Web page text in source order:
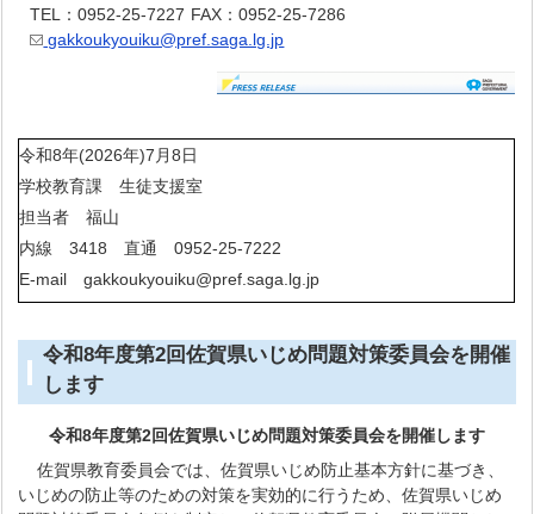
TEL：0952-25-7227 FAX：0952-25-7286
gakkoukyouiku@pref.saga.lg.jp
令和8年(2026年)7月8日
学校教育課 生徒支援室
担当者 福山
内線 3418 直通 0952-25-7222
E-mail gakkoukyouiku@pref.saga.lg.jp
令和8年度第2回佐賀県いじめ問題対策委員会を開催
します
令和8年度第2回佐賀県いじめ問題対策委員会を開催します
佐賀県教育委員会では、佐賀県いじめ防止基本方針に基づき、
いじめの防止等のための対策を実効的に行うため、佐賀県いじめ